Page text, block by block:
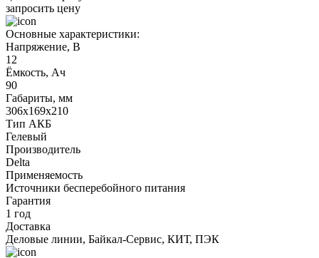
запросить цену
Основные характеристики:
Напряжение, В
12
Ёмкость, Ач
90
Габариты, мм
306х169х210
Тип АКБ
Гелевый
Производитель
Delta
Применяемость
Источники бесперебойного питания
Гарантия
1 год
Доставка
Деловые линии, Байкал-Сервис, КИТ, ПЭК